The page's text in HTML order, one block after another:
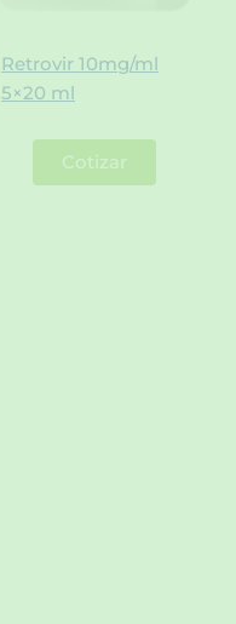
Retrovir 10mg/ml
5×20 ml
Cotizar